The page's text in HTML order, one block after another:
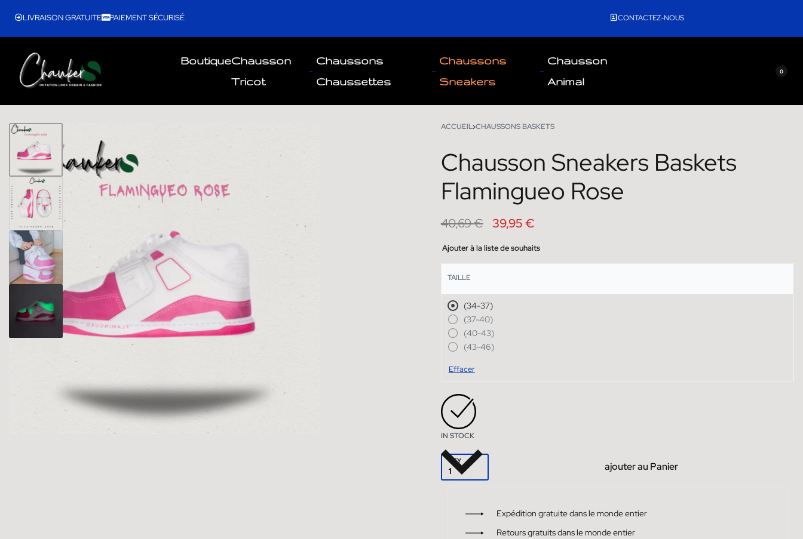
LIVRAISON GRATUITE PAIEMENT SÉCURISÉ CONTACTEZ-NOUS
BoutiqueChausson
Tricot
Chaussons
Chaussettes
Chaussons
Sneakers
Chausson
Animal
0
ACCUEIL›CHAUSSONS BASKETS
Chausson Sneakers Baskets
Flamingueo Rose
40,69€ 39,95€
Ajouter à la liste de souhaits
TAILLE
(34-37)
(37-40)
(40-43)
(43-46)
Effacer
IN STOCK
QTY ajouter au Panier
Expédition gratuite dans le monde entier
Retours gratuits dans le monde entier